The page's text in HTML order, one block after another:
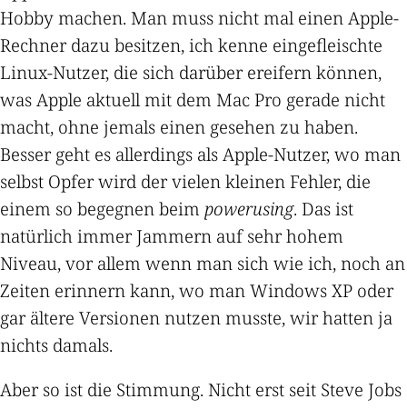
Hobby machen. Man muss nicht mal einen Apple-
Rechner dazu besitzen, ich kenne eingefleischte
Linux-Nutzer, die sich darüber ereifern können,
was Apple aktuell mit dem Mac Pro gerade nicht
macht, ohne jemals einen gesehen zu haben.
Besser geht es allerdings als Apple-Nutzer, wo man
selbst Opfer wird der vielen kleinen Fehler, die
einem so begegnen beim powerusing. Das ist
natürlich immer Jammern auf sehr hohem
Niveau, vor allem wenn man sich wie ich, noch an
Zeiten erinnern kann, wo man Windows XP oder
gar ältere Versionen nutzen musste, wir hatten ja
nichts damals.
Aber so ist die Stimmung. Nicht erst seit Steve Jobs